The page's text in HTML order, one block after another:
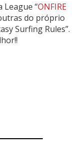
League “ONFIRE
do próprio
Surfing Rules”.